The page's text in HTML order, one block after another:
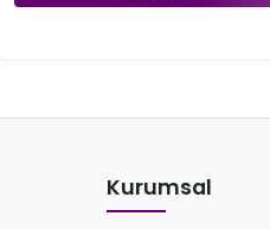
Kurumsal